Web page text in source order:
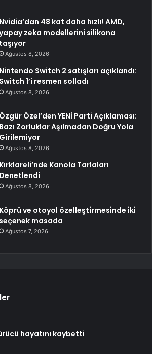
Nvidia’dan 48 kat daha hızlı! AMD,
zeka modellerini silikona
taşıyor
Ağustos 8, 2026
Nintendo Switch 2 satışları açıklandı:
Switch 1’i resmen solladı
Ağustos 8, 2026
Özgür Özel’den YENİ Parti Açıklaması:
Bazı Zorluklar Aşılmadan Doğru Yola
Girilemiyor
Ağustos 8, 2026
Kırklareli’nde Kanola Tarlaları
Denetlendi
Ağustos 8, 2026
Köprü ve otoyol özelleştirmesinde iki
seçenek masada
Ağustos 7, 2026
hayatını kaybetti